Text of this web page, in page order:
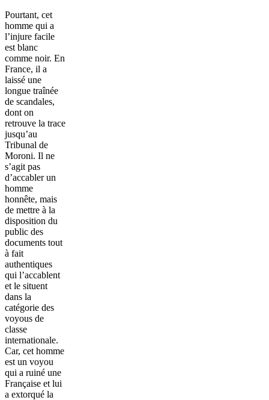
Pourtant, cet
homme qui a
l’injure facile
est blanc
comme noir. En
France, il a
laissé une
longue traînée
de scandales,
dont on
retrouve la trace
jusqu’au
Tribunal de
Moroni. Il ne
s’agit pas
d’accabler un
homme
honnête, mais
de mettre à la
disposition du
public des
documents tout
à fait
authentiques
qui l’accablent
et le situent
dans la
catégorie des
voyous de
classe
internationale.
Car, cet homme
est un voyou
qui a ruiné une
Française et lui
a extorqué la